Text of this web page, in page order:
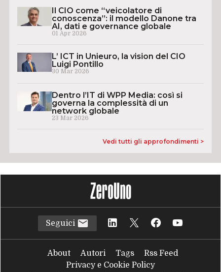
Il CIO come “veicolatore di
conoscenza”: il modello Danone tra
AI, dati e governance globale
01 Apr 2026
L’ ICT in Unieuro, la vision del CIO
Luigi Pontillo
30 Mar 2026
Dentro l’IT di WPP Media: così si
governa la complessità di un
network globale
23 Mar 2026
Vedi tutti gli approfondimenti >
Seguici
About Autori Tags
Rss Feed
Privacy e Cookie Policy